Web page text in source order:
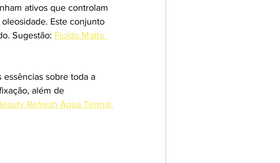
ativos que controlam
Este conjunto
Sugestão: Fluido Matte
sobre toda a
além de
Refresh Água Termal